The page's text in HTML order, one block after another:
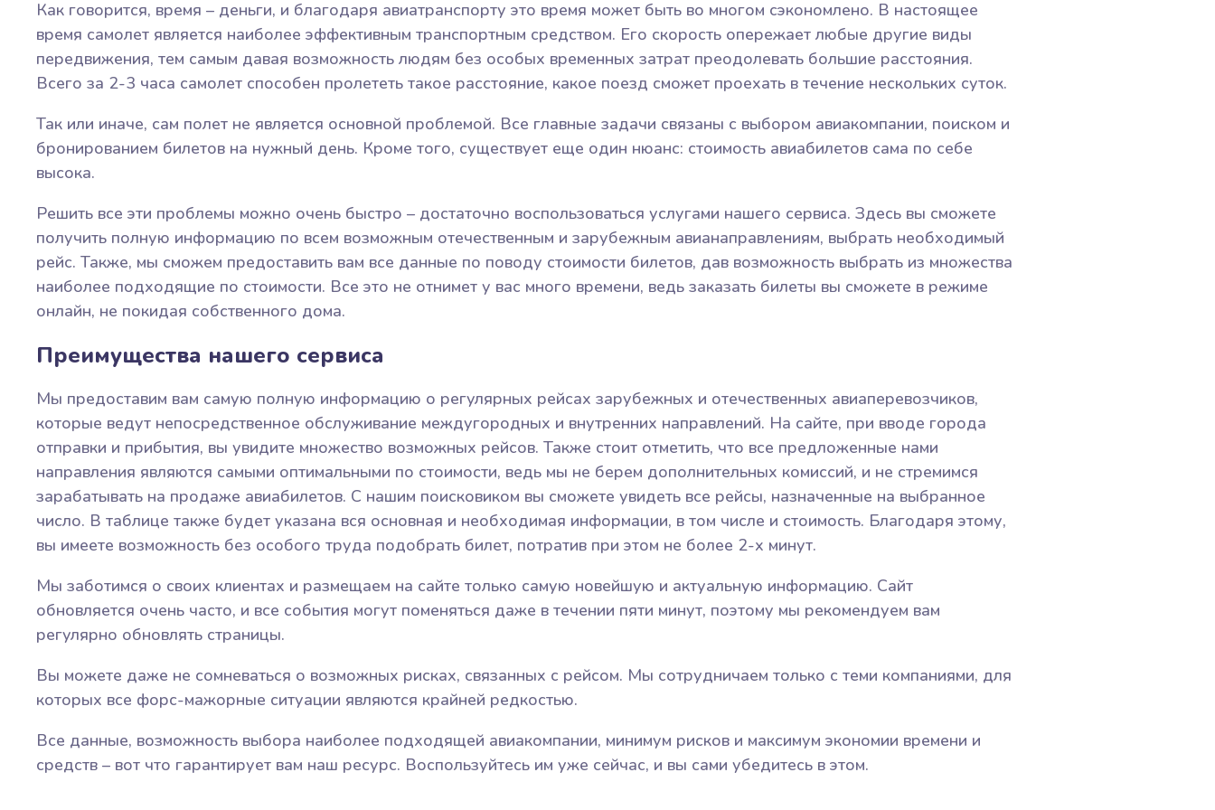
Как говорится, время – деньги, и благодаря авиатранспорту это время может быть во многом сэкономлено. В настоящее
время самолет является наиболее эффективным транспортным средством. Его скорость опережает любые другие виды
передвижения, тем самым давая возможность людям без особых временных затрат преодолевать большие расстояния.
Всего за 2-3 часа самолет способен пролететь такое расстояние, какое поезд сможет проехать в течение нескольких суток.
Так или иначе, сам полет не является основной проблемой. Все главные задачи связаны с выбором авиакомпании, поиском и
бронированием билетов на нужный день. Кроме того, существует еще один нюанс: стоимость авиабилетов сама по себе
высока.
Решить все эти проблемы можно очень быстро – достаточно воспользоваться услугами нашего сервиса. Здесь вы сможете
получить полную информацию по всем возможным отечественным и зарубежным авианаправлениям, выбрать необходимый
рейс. Также, мы сможем предоставить вам все данные по поводу стоимости билетов, дав возможность выбрать из множества
наиболее подходящие по стоимости. Все это не отнимет у вас много времени, ведь заказать билеты вы сможете в режиме
онлайн, не покидая собственного дома.
Преимущества нашего сервиса
Мы предоставим вам самую полную информацию о регулярных рейсах зарубежных и отечественных авиаперевозчиков,
которые ведут непосредственное обслуживание междугородных и внутренних направлений. На сайте, при вводе города
отправки и прибытия, вы увидите множество возможных рейсов. Также стоит отметить, что все предложенные нами
направления являются самыми оптимальными по стоимости, ведь мы не берем дополнительных комиссий, и не стремимся
зарабатывать на продаже авиабилетов. С нашим поисковиком вы сможете увидеть все рейсы, назначенные на выбранное
число. В таблице также будет указана вся основная и необходимая информации, в том числе и стоимость. Благодаря этому,
вы имеете возможность без особого труда подобрать билет, потратив при этом не более 2-х минут.
Мы заботимся о своих клиентах и размещаем на сайте только самую новейшую и актуальную информацию. Сайт
обновляется очень часто, и все события могут поменяться даже в течении пяти минут, поэтому мы рекомендуем вам
регулярно обновлять страницы.
Вы можете даже не сомневаться о возможных рисках, связанных с рейсом. Мы сотрудничаем только с теми компаниями, для
которых все форс-мажорные ситуации являются крайней редкостью.
Все данные, возможность выбора наиболее подходящей авиакомпании, минимум рисков и максимум экономии времени и
средств – вот что гарантирует вам наш ресурс. Воспользуйтесь им уже сейчас, и вы сами убедитесь в этом.